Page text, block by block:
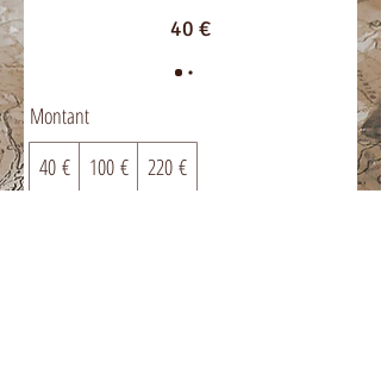
40 €
Montant
40 €
100 € 220 €